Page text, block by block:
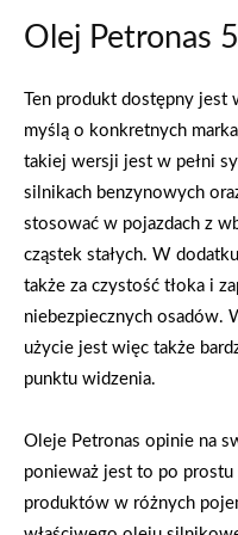
Olej
Ten produkt dostępny
myślą o konkretnych
takiej wersji jest w pełni
silnikach benzynowych
stosować w pojazdach z
cząstek stałych. W
także za czystość tłoka i
niebezpiecznych osadów.
użycie jest więc także
punktu widzenia.
Oleje Petronas opinie na
ponieważ jest to po prostu
produktów w różnych